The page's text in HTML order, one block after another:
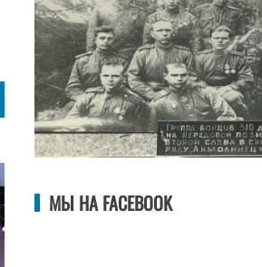
МЫ НА FACEBOOK